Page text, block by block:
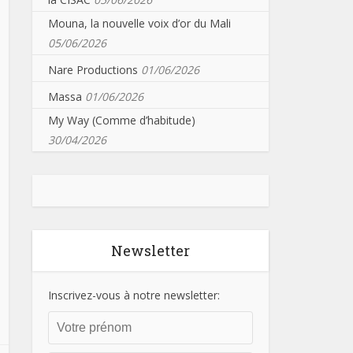
Mouna, la nouvelle voix d’or du Mali
05/06/2026
Nare Productions 01/06/2026
Massa 01/06/2026
My Way (Comme d’habitude)
30/04/2026
Newsletter
Inscrivez-vous à notre newsletter: